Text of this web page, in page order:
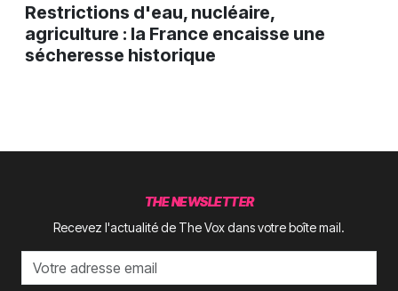
Restrictions d'eau, nucléaire,
agriculture : la France encaisse une
sécheresse historique
THE NEWSLETTER
Recevez l'actualité de The Vox dans votre boîte mail.